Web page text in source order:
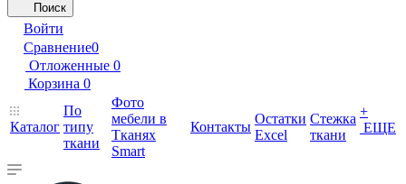
Поиск
Войти
Сравнение0
Отложенные 0
Корзина 0
Каталог
По
типу
ткани
Фото
мебели в
Тканях
Smart
Контакты
Остатки
Excel
Стежка
ткани
+
ЕЩЕ